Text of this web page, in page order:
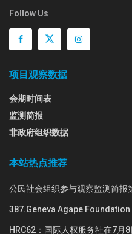
Follow Us
项目观察数据
会期时间表
监测简报
非政府组织数据
本站热点推荐
公民社会组织参与观察监测简报
387.Geneva Agape Foundation
HRC62：国际人权服务社在7月